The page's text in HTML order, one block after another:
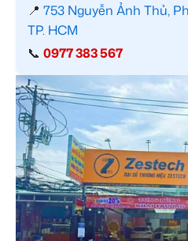
📍 753 Nguyễn Ảnh Thủ,
TP. HCM
📞 0977 383 567